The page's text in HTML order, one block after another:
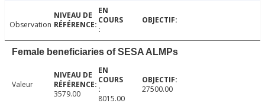
Observation
Female beneficiaries of SESA ALMPs
Valeur
3579.00
8015.00
27500.00